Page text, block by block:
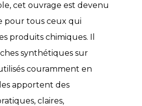
cet ouvrage est devenu
pour tous ceux qui
produits chimiques. Il
synthétiques sur
couramment en
apportent des
claires,